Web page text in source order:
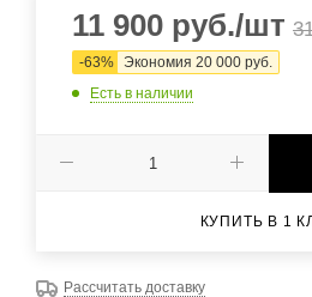
11 900 руб./шт
-63% Экономия 20 000 руб.
Есть в наличии
КУПИТЬ В 1
Рассчитать доставку